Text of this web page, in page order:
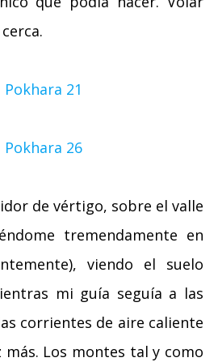
de vértigo, sobre el valle
tremendamente en
viendo el suelo
mi guía seguía a las
corrientes de aire caliente
más. Los montes tal y como